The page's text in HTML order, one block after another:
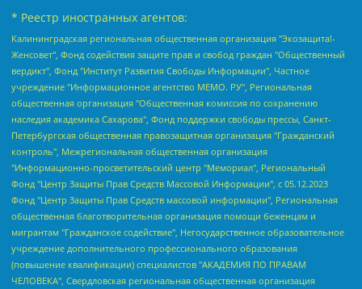
* Реестр иностранных агентов:
Калининградская региональная общественная организация "Экозащита!-Женсовет", Фонд содействия защите прав и свобод граждан "Общественный вердикт", Фонд "Институт Развития Свободы Информации", Частное учреждение "Информационное агентство МЕМО. РУ", Региональная общественная организация "Общественная комиссия по сохранению наследия академика Сахарова", Фонд поддержки свободы прессы, Санкт-Петербургская общественная правозащитная организация "Гражданский контроль", Межрегиональная общественная организация "Информационно-просветительский центр "Мемориал", Региональный Фонд "Центр Защиты Прав Средств Массовой Информации", с 05.12.2023 Фонд "Центр Защиты Прав Средств массовой информации", Региональная общественная благотворительная организация помощи беженцам и мигрантам "Гражданское содействие", Негосударственное образовательное учреждение дополнительного профессионального образования (повышение квалификации) специалистов "АКАДЕМИЯ ПО ПРАВАМ ЧЕЛОВЕКА", Свердловская региональная общественная организация "Сутяжник", Автономная некоммерческая организация "Центр независимых социологических исследований", Союз общественных объединений "Российский исследовательский центр по правам человека", Региональное общественное учреждение научно-информационный центр "МЕМОРИАЛ", Некоммерческая организация "Фонд защиты гласности", Автономная некоммерческая организация "Институт прав человека", Городская общественная организация "Екатеринбургское общество "МЕМОРИАЛ", Городская общественная организация "Рязанское историко-просветительское и правозащитное общество "Мемориал" (Рязанский Мемориал), Челябинский региональный орган общественной самодеятельности – женское общественное объединение "Женщины Евразии", Челябинский региональный орган общественной самодеятельности "Уральская правозащитная группа", Фонд содействия защите здоровья и социальной справедливости имени Андрея Рылькова, Автономная Некоммерческая Организация "Аналитический Центр Юрия Левады", Автономная некоммерческая организация социальной поддержки населения "Проект Апрель", Региональная общественная организация помощи женщинам и детям, находящимся в кризисной ситуации "Информационно-методический центр "Анна", Фонд содействия развитию массовых коммуникаций и правовому просвещению "Так-так-Так", Фонд содействия устойчивому развитию "Серебряная тайга", Свердловский региональный общественный фонд социальных проектов "Новое время", "Idel.Реалии", Кавказ.Реалии, Крым.Реалии, Телеканал Настоящее Время, Татаро-башкирская служба Радио Свобода (Azatliq Radiosi), Радио Свободная Европа/Радио Свобода (PCE/PC), "Сибирь.Реалии", "Фактограф", Благотворительный фонд помощи осужденным и их семьям, Автономная некоммерческая организация "Институт глобализации и социальных движений", Фонд "В защиту прав заключенных", Частное учреждение "Центр поддержки и содействия развитию средств массовой информации", Пензенский региональный общественный благотворительный фонд "Гражданский союз", "Север.Реалии", Некоммерческая организация Фонд "Правовая инициатива", Общество с ограниченной ответственностью "Радио Свободная Европа/Радио Свобода", Чешское информационное агентство "MEDIUM-ORIENT", Красноярская региональная общественная организация "Мы против СПИДа", Камалягин Денис Николаевич, Маркелов Сергей Евгеньевич, Пономарев Лев Александрович, Савицкая Людмила Алексеевна, Автономная некоммерческая организация "Центр по работе с проблемой насилия "НАСИЛИЮ.НЕТ", Межрегиональный профессиональный союз работников здравоохранения "Альянс врачей", Юридическое лицо, зарегистрированное в Латвийской Республике, SIA "Medusa Project" (регистрационный номер 40103797863, дата регистрации 10.06.2014), Некоммерческая организация "Фонд по борьбе с коррупцией", Автономная некоммерческая организация "Институт права и публичной политики", Баданин Роман Сергеевич, Гликин Максим Александрович, Железнова Мария Михайловна, Лукьянова Юлия Сергеевна, Маетная Елизавета Витальевна, Маняхин Петр Борисович, Чуракова Ольга Владимировна, Ярош Юлия Петровна, Юридическое лицо "The Insider SIA", зарегистрированное в Риге, Латвийская Республика (дата регистрации 26.06.2015), являющееся администратором доменного имени интернет-издания "The Insider SIA", https://theins.ru, Постернак Алексей Евгеньевич, Рубин Михаил Аркадьевич, Анин Роман Александрович, Юридическое лицо Istories fonds, зарегистрированное в Латвийской Республике (регистрационный номер 50008295751, дата регистрации 24.02.2020), Великовский Дмитрий Александрович, Долинина Ирина Николаевна, Мароховская Алеся Алексеевна, Шлейнов Роман Юрьевич, Шмагун Олеся Валентиновна, Общество с ограниченной ответственностью "Альтаир 2021", Общество с ограниченной ответственностью "Вега 2021", Общество с ограниченной ответственностью "Главный редактор 2021", Общество с ограниченной ответственностью "Ромашки монолит", Важенков Артем Валерьевич, Ивановская областная общественная организация "Центр гендерных исследований", Гурман Юрий Альбертович, Медиапроект "ОВД-Инфо", Егоров Владимир Владимирович, Жилинский Владимир Александрович, Общество с ограниченной ответственностью "ЗП", Иванова София Юрьевна, Карезина Инна Павловна, Кильтау Екатерина Викторовна, Петров Алексей Викторович, Пискунов Сергей Евгеньевич, Смирнов Сергей Сергеевич, Тихонов Михаил Сергеевич, Общество с ограниченной ответственностью "ЖУРНАЛИСТ-ИНОСТРАННЫЙ АГЕНТ", Арапова Галина Юрьевна, Вольтская Татьяна Анатольевна, Американская компания "Mason G.E.S. Anonymous Foundation" (США), являющаяся владельцем интернет-издания https://mnews.world/, Компания "Stichting Bellingcat", зарегистрированная в Нидерландах (дата регистрации 11.07.2018), Захаров Андрей Вячеславович, Клепиковская Екатерина Дмитриевна, Общество с ограниченной ответственностью "МЕМО", Перл Роман Александрович, Симонов Евгений Алексеевич, Соловьева Елена Анатольевна, Сотников Даниил Владимирович, Сурначева Елизавета Дмитриевна, Автономная некоммерческая организация по защите прав человека и информированию населения "Якутия – Наше Мнение", Общество с ограниченной ответственностью "Москоу диджитал медиа", с 26.01.2023 Общество с ограниченной ответственностью "Чайка Белые сады", Ветошкина Валерия Валерьевна, Заговора Максим Александрович, Межрегиональное общественное движение "Российская ЛГБТ - сеть", Оленичев Максим Владимирович, Павлов Иван Юрьевич, Скворцова Елена Сергеевна, Общество с ограниченной ответственностью "Как бы инагент", Кочетков Игорь Викторович, Общество с ограниченной ответственностью "Честные выборы", Еланчик Олег Александрович, Общество с ограниченной ответственностью "Нобелевский призыв", Гималова Регина Эмилевна, Григорьев Андрей Валерьевич, Григорьева Алина Александровна, Ассоциация по содействию защите прав призывников, альтернативнослужащих и военнослужащих "Правозащитная группа "Гражданин.Армия.Право", Хисамова Регина Фаритовна, Автономная некоммерческая организация по реализации социально-правовых программ "Лилит", Дальневосточное общественное движение "Маяк", Санкт-Петербургская ЛГБТ-инициативная группа "Выход", Инициативная группа ЛГБТ+ "Реверс", Алексеев Андрей Викторович, Бекбулатова Таисия Львовна, Беляев Иван Михайлович, Владыкина Елена Сергеевна, Гельман Марат Александрович, Никульшина Вероника Юрьевна, Толоконникова Надежда Андреевна, Шендерович Виктор Анатольевич, Общество с ограниченной ответственностью "Данное сообщение", Общество с ограниченной ответственностью Издательский дом "Новая глава", Айнбиндер Александра Александровна, Московский комьюнити-центр для ЛГБТ+инициатив, Благотворительный фонд развития филантропии, Deutsche Welle (Германия, Kurt-Schumacher-Strasse 3, 53113 Bonn), Борзунова Мария Михайловна, Воробьев Виктор Викторович, Голубева Анна Львовна, Константинова Алла Михайловна, Малкова Ирина Владимировна, Мурадов Мурад Абдулгалимович, Осетинская Елизавета Николаевна, Понасенков Евгений Николаевич, Ганапольский Матвей Юрьевич, Киселев Евгений Алексеевич, Борухович Ирина Григорьевна, Дремин Иван Тимофеевич, Дубровский Дмитрий Викторович, Красноярская региональная общественная организация поддержки и развития альтернативных образовательных технологий и межкультурных коммуникаций "ИНТЕРРА", Маяковская Екатерина Алексеевна, Фейгин Марк Захарович, Филимонов Андрей Викторович, Дзугкоева Регина Николаевна, Доброхотов Роман Александрович, Дудь Юрий Александрович, Елкин Сергей Владимирович, Кругликов Кирилл Игоревич, Сабунаева Мария Леонидовна, Семенов Алексей Владимирович, Шаинян Карен Багратович, Шульман Екатерина Михайловна, Асафьев Артур Валерьевич, Вахштайн Виктор Семенович, Венедиктов Алексей Алексеевич, Лушникова Екатерина Евгеньевна, Волков Леонид Михайлович, Невзоров Александр Глебович, Пархоменко Сергей Борисович, Сироткин Ярослав Николаевич, Кара-Мурза Владимир Владимирович, Баранова Наталья Владимировна, Гозман Леонид Яковлевич, Кагарлицкий Борис Юльевич, Климарев Михаил Валерьевич, Милов Владимир Станиславович, Автономная некоммерческая организация Краснодарский центр современного искусства "Типография", Моргенштерн Алишер Тагирович, Соболь Любовь Эдуардовна, Общество с ограниченной ответственностью "ЛИЗА НОРМ", Каспаров Гарри Кимович, Ходорковский Михаил Борисович, Общество с ограниченной ответственностью "Апрельские тезисы", Данилович Ирина Брониславовна, Кашин Олег Владимирович, Петров Николай Владимирович, Пивоваров Алексей Владимирович, Соколов Михаил Владимирович, Цветкова Юлия Владимировна, Чичваркин Евгений Александрович, Комитет против пыток/Команда против пыток, Общество с ограниченной ответственностью "Первый научный", Общество с ограниченной ответственностью "Вертолет и ко", Белоцерковская Вероника Борисовна, Кац Максим Евгеньевич, Лазарева Татьяна Юрьевна, Шаведдинов Руслан Табризович, Яшин Илья Валерьевич, Общество с ограниченной ответственностью "Иноагент ААВ", Алешковский Дмитрий Петрович, Альбац Евгения Марковна, Быков Дмитрий Львович, Галямина Юлия Евгеньевна, Лойко Сергей Леонидович, Мартынов Кирилл Константинович, Медведев Сергей Александрович, Крашенинников Федор Геннадиевич, Гордеева Катерина Вл